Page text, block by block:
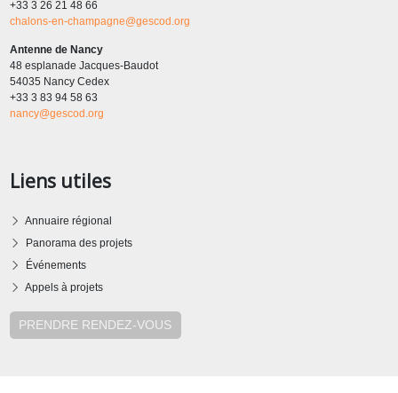
+33 3 26 21 48 66
chalons-en-champagne@gescod.org
Antenne de Nancy
48 esplanade Jacques-Baudot
54035 Nancy Cedex
+33 3 83 94 58 63
nancy@gescod.org
Liens utiles
Annuaire régional
Panorama des projets
Événements
Appels à projets
PRENDRE RENDEZ-VOUS